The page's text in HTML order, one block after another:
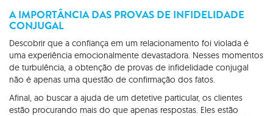
A IMPORTÂNCIA DAS PROVAS DE INFIDELIDADE
CONJUGAL
Descobrir que a confiança em um relacionamento foi violada é
uma experiência emocionalmente devastadora. Nesses momentos
de turbulência, a obtenção de provas de infidelidade conjugal
não é apenas uma questão de confirmação dos fatos.
Afinal, ao buscar a ajuda de um detetive particular, os clientes
estão procurando mais do que apenas respostas. Eles estão